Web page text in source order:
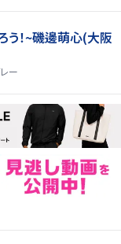
う！~磯邊萌心(大阪
ー